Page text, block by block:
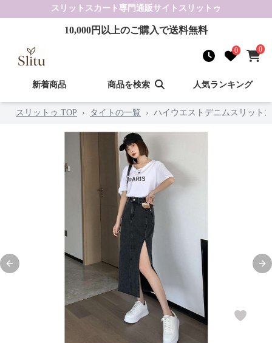
スリットスカート 専門通販サイト スリットゥ
10,000円以上のご購入で送料無料
0 0
新着商品 商品を検索 人気ランキング
スリットゥ TOP › タイトの一覧 › ハイウエストデニムスリット
Previous slide